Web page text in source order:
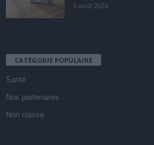
5 août 2026
CATÉGORIE POPULAIRE
Santé
Nos partenaires
Non classé